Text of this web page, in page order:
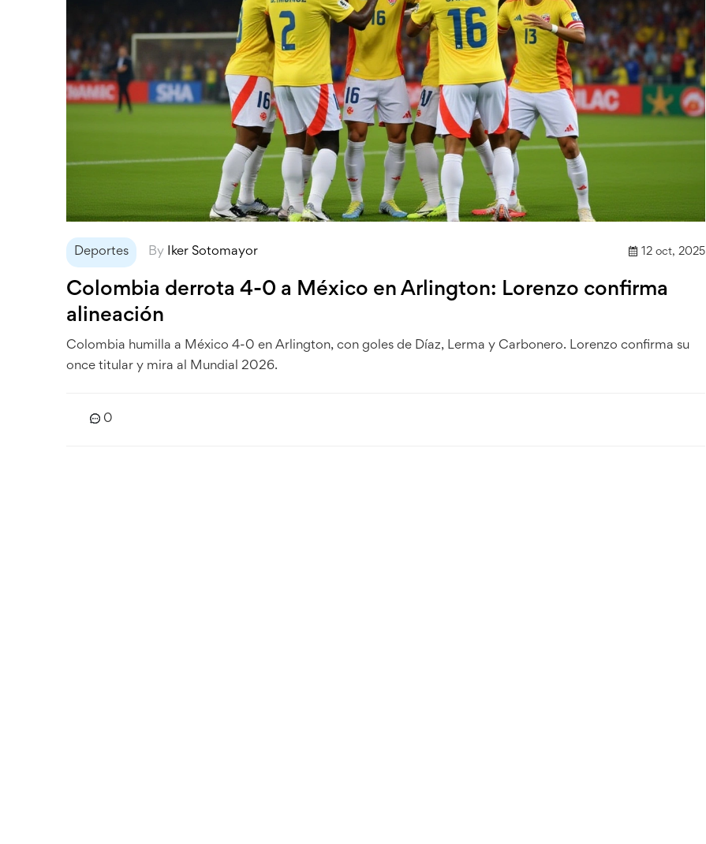
Deportes By Iker Sotomayor 12 oct, 2025
Colombia derrota 4-0 a México en Arlington: Lorenzo confirma
alineación
Colombia humilla a México 4-0 en Arlington, con goles de Díaz, Lerma y Carbonero. Lorenzo confirma su
once titular y mira al Mundial 2026.
0